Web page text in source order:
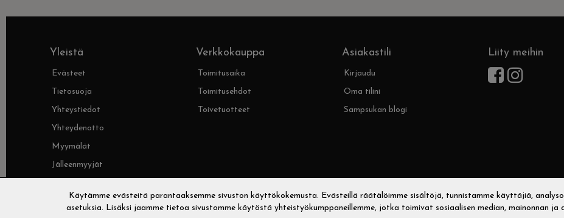
Käytämme evästeitä parantaaksemme sivuston käyttökokemusta. Evästeillä räätälöimme sisältöjä, tunnistamme käyttäjiä,
asetuksia. Lisäksi jaamme tietoa sivustomme käytöstä yhteistyökumppaneillemme, jotka toimivat sosiaalisen median, mainonnan ja
Yleistä
Evästeet
Tietosuoja
Yhteystiedot
Yhteydenotto
Myymälät
Jälleenmyyjät
Verkkokauppa
Toimitusaika
Toimitusehdot
Toivetuotteet
Asiakastili
Kirjaudu
Oma tilini
Sampsukan blogi
Liity meihin